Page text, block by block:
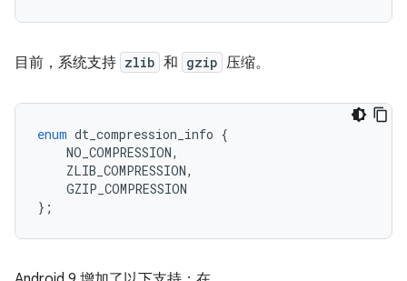
目前，系统支持 zlib 和 gzip
enum dt_compression_info {
NO_COMPRESSION,
ZLIB_COMPRESSION,
GZIP_COMPRESSION
};